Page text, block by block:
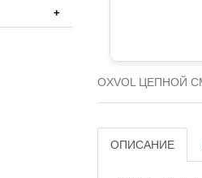
+
OXVOL ЦЕПНОЙ
ОПИСАНИЕ